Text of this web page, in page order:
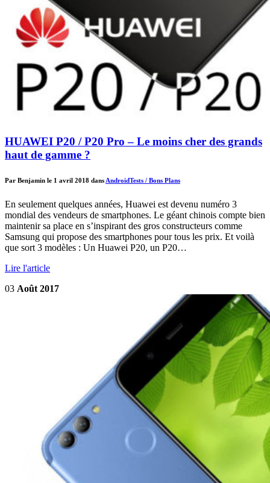
HUAWEI P20 / P20 Pro – Le moins cher des grands
haut de gamme ?
Par Benjamin le 1 avril 2018 dans AndroidTests / Bons Plans
En seulement quelques années, Huawei est devenu numéro 3
mondial des vendeurs de smartphones. Le géant chinois compte bien
maintenir sa place en s’inspirant des gros constructeurs comme
Samsung qui propose des smartphones pour tous les prix. Et voilà
que sort 3 modèles : Un Huawei P20, un P20…
Lire l'article
03 Août 2017